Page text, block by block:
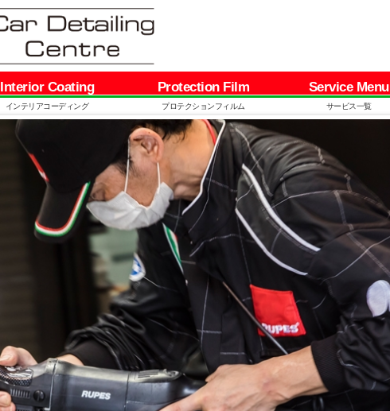
Interior Coating
インテリアコーディング
Protection Film
プロテクションフィルム
Service Menu
サービス一覧